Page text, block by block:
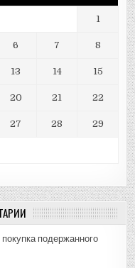
1
6 7 8
13 14 15
20 21 22
27 28 29
подержанного